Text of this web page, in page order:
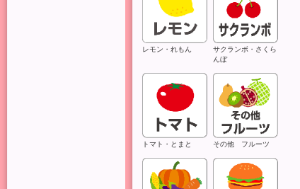
レモン・れもん
サクランボ・さくら
んぼ
トマト・とまと その他 フルーツ